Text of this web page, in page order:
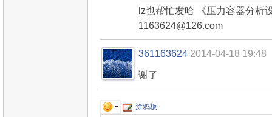
lz也帮忙发哈 《压力容器分析
1163624@126.com
361163624 2014-04-18 19:48
谢了
涂鸦板